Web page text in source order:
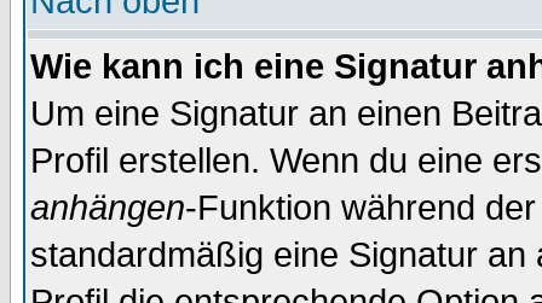
Wie kann ich eine Signatur
Um eine Signatur an einen
Profil erstellen. Wenn du eine
anhängen-Funktion während
standardmäßig eine Signatur